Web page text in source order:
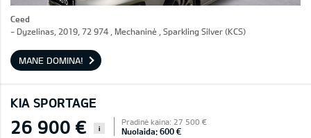
Ceed
- Dyzelinas, 2019, 72 974 , Mechaninė , Sparkling Silver (KCS)
MANE DOMINA!
KIA SPORTAGE
26 900 € i
Pradinė kaina: 27 500 €
Nuolaida: 600 €